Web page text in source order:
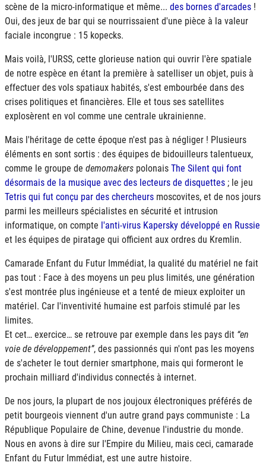
scène de la micro-informatique et même... des bornes d'arcades !
Oui, des jeux de bar qui se nourrissaient d'une pièce à la valeur
faciale incongrue : 15 kopecks.
Mais voilà, l'URSS, cette glorieuse nation qui ouvrir l'ère spatiale
de notre espèce en étant la première à satelliser un objet, puis à
effectuer des vols spatiaux habités, s'est embourbée dans des
crises politiques et financières. Elle et tous ses satellites
explosèrent en vol comme une centrale ukrainienne.
Mais l'héritage de cette époque n'est pas à négliger ! Plusieurs
éléments en sont sortis : des équipes de bidouilleurs talentueux,
comme le groupe de demomakers polonais The Silent qui font
désormais de la musique avec des lecteurs de disquettes ; le jeu
Tetris qui fut conçu par des chercheurs moscovites, et de nos jours
parmi les meilleurs spécialistes en sécurité et intrusion
informatique, on compte l'anti-virus Kapersky développé en Russie
et les équipes de piratage qui officient aux ordres du Kremlin.
Camarade Enfant du Futur Immédiat, la qualité du matériel ne fait
pas tout : Face à des moyens un peu plus limités, une génération
s'est montrée plus ingénieuse et a tenté de mieux exploiter un
matériel. Car l'inventivité humaine est parfois stimulé par les
limites.
Et cet… exercice… se retrouve par exemple dans les pays dit en
voie de développement , des passionnés qui n'ont pas les moyens
de s'acheter le tout dernier smartphone, mais qui formeront le
prochain milliard d'individus connectés à internet.
De nos jours, la plupart de nos joujoux électroniques préférés de
petit bourgeois viennent d'un autre grand pays communiste : La
République Populaire de Chine, devenue l'industrie du monde.
Nous en avons à dire sur l'Empire du Milieu, mais ceci, camarade
Enfant du Futur Immédiat, est une autre histoire.